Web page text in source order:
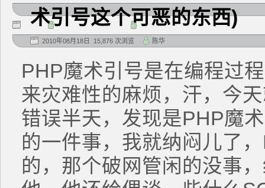
术引号这个可恶的东西)
2010年08月18日 15,876 次浏览 陈华
PHP魔术引号是在编程过
来灾难性的麻烦，汗，今
错误半天，发现是PHP魔
的一件事，我就纳闷儿了
的，那个破网管闲的没事